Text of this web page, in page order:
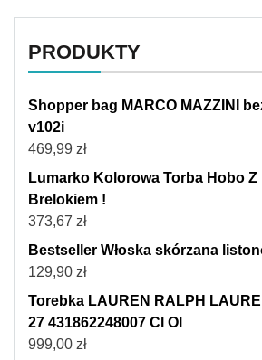
PRODUKTY
Shopper bag MARCO MAZZINI
v102i
469,99 zł
Lumarko Kolorowa Torba Hobo Z
Brelokiem !
373,67 zł
Bestseller Włoska skórzana
129,90 zł
Torebka LAUREN RALPH
27 431862248007 Cl Ol
999,00 zł